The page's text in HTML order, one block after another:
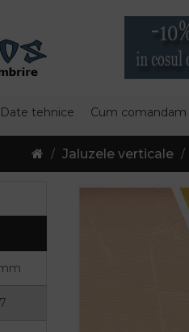
Date tehnice Cum comandam
Jaluzele verticale